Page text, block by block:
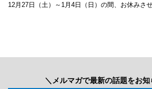
12月27日（土）～1月4日（日）の間、お休みさ
＼メルマガで最新の話題をお知